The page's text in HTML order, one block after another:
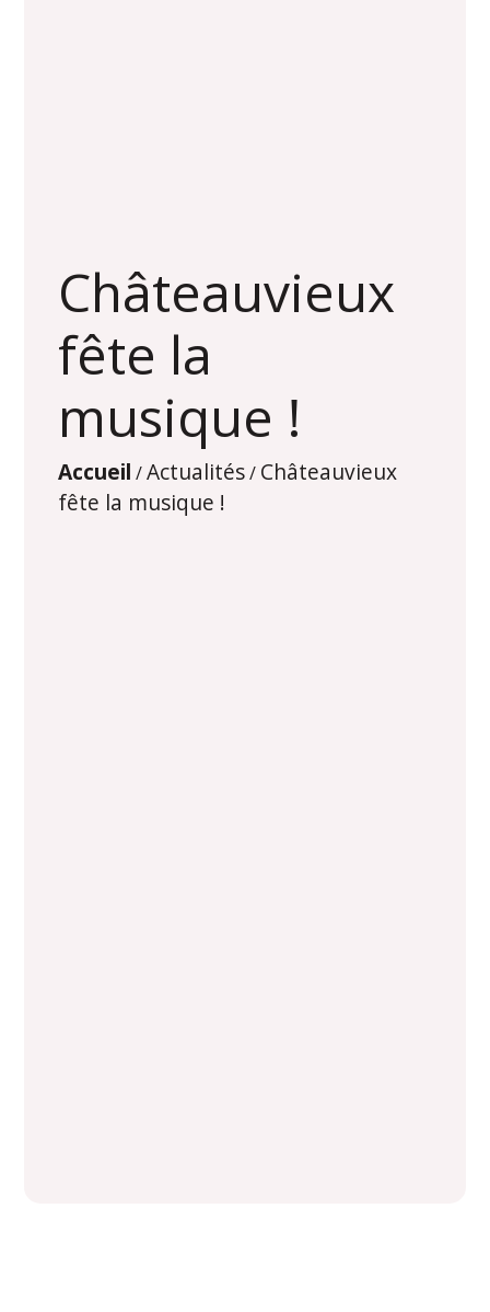
Châteauvieux
fête la
musique !
Accueil /Actualités/ Châteauvieux
fête la musique !